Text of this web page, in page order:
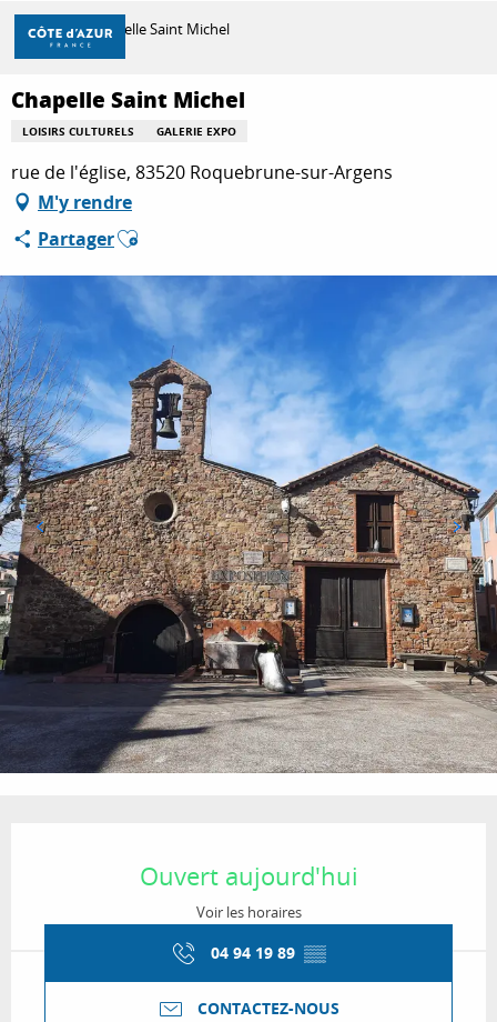
Aller
contenu
principal
DÉCOUVRIR
À FAIRE
SÉJOURNER
Accueil Chapelle Saint Michel
Chapelle Saint Michel
LOISIRS CULTURELS GALERIE EXPO
rue de l'église, 83520 Roquebrune-sur-Argens
M'y rendre
PartagerAjouter aux favoris
Ouvert aujourd'hui
Voir les horaires
04 94 19 89 ▒▒
CONTACTEZ-NOUS